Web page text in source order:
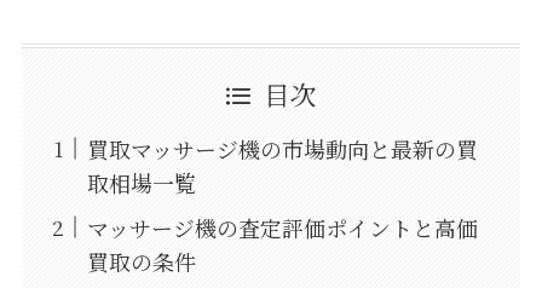
目次
買取マッサージ機の市場動向と最新の買
取相場一覧
マッサージ機の査定評価ポイントと高価
買取の条件